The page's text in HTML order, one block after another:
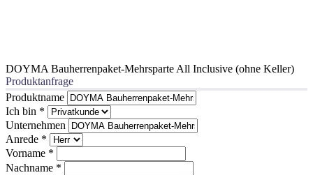
DOYMA Bauherrenpaket-Mehrsparte All Inclusive (ohne Keller)
Produktanfrage
Produktname
Ich bin *
Unternehmen
Anrede *
Vorname *
Nachname *